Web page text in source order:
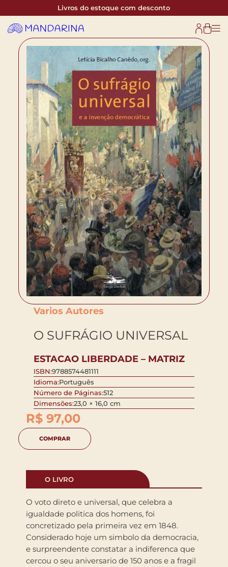
Livros do estoque com desconto
Varios Autores
O SUFRÁGIO UNIVERSAL
ESTACAO LIBERDADE – MATRIZ
ISBN:9788574481111
Idioma:Português
Número de Páginas:512
Dimensões:23,0 × 16,0 cm
R$ 97,00
COMPRAR
O LIVRO
O voto direto e universal, que celebra a
igualdade politica dos homens, foi
concretizado pela primeira vez em 1848.
Considerado hoje um simbolo da democracia,
e surpreendente constatar a indiferenca que
cercou o seu aniversario de 150 anos e a fragil